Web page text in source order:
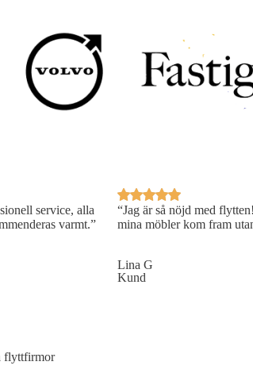
service, alla
varmt.”
“Jag är så nöjd med
mina möbler kom fram
Lina G
Kund
flyttfirmor